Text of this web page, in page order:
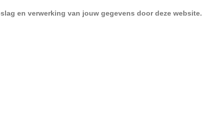
en verwerking van jouw gegevens door deze website.